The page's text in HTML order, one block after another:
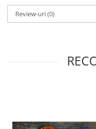
Review-uri(0)